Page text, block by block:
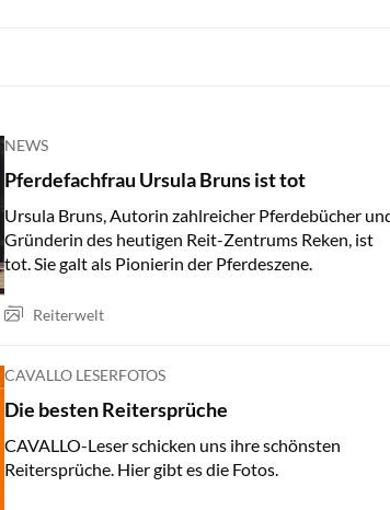
NEWS
Pferdefachfrau Ursula Bruns ist tot
Ursula Bruns, Autorin zahlreicher Pferdebücher
Gründerin des heutigen Reit-Zentrums Reken, ist
tot. Sie galt als Pionierin der Pferdeszene.
Reiterwelt
CAVALLO LESERFOTOS
Die besten Reitersprüche
CAVALLO-Leser schicken uns ihre schönsten
Reitersprüche. Hier gibt es die Fotos.